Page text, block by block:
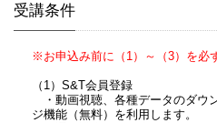
受講条件
※お申込み前に（1）～（3）を必
（1）S&T会員登録
・動画視聴、各種データのダウ
ジ機能（無料）を利用します。